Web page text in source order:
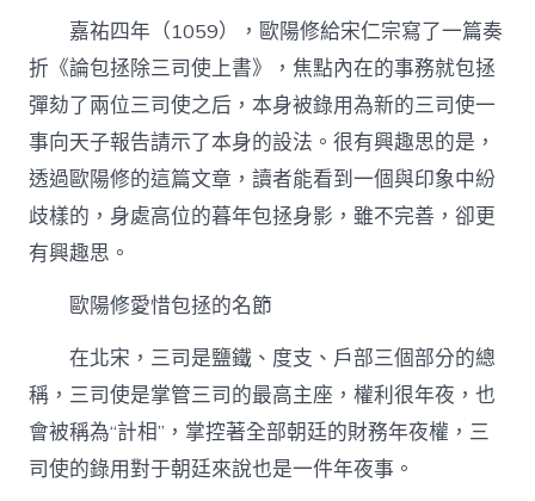
紛
歧
樣
的
暮
年
包
拯
–
文
找
宮
格
會
議
室
中
嘉祐四年（1059），歐陽修給宋仁宗寫了一篇奏
折《論包拯除三司使上書》，焦點內在的事務就包拯
彈劾了兩位三司使之后，本身被錄用為新的三司使一
事向天子報告請示了本身的設法。很有興趣思的是，
透過歐陽修的這篇文章，讀者能看到一個與印象中紛
歧樣的，身處高位的暮年包拯身影，雖不完善，卻更
有興趣思。
歐陽修愛惜包拯的名節
在北宋，三司是鹽鐵、度支、戶部三個部分的總
稱，三司使是掌管三司的最高主座，權利很年夜，也
會被稱為“計相”，掌控著全部朝廷的財務年夜權，三
司使的錄用對于朝廷來說也是一件年夜事。